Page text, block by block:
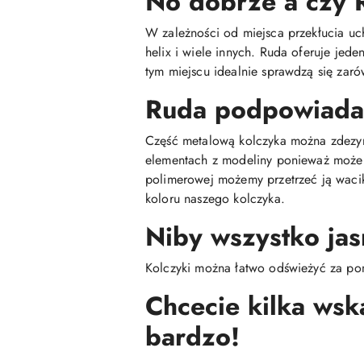
W zależności od miejsca przekłucia
helix i wiele innych. Ruda oferuje
tym miejscu idealnie sprawdzą się
Ruda
Część metalową kolczyka można
elementach z modeliny ponieważ
polimerowej możemy przetrzeć ją
koloru naszego kolczyka.
Niby wszystko
Kolczyki można łatwo odświeżyć za
Chcecie kilka
bardzo!